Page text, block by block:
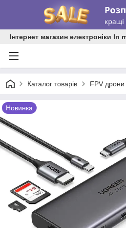
Інтернет магазин електроніки In
Каталог товарів FPV дрони
Новинка